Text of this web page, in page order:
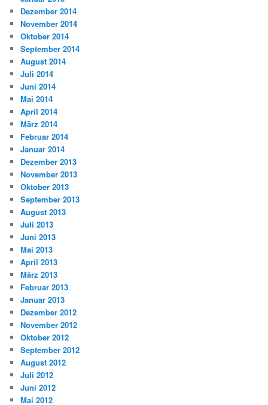
Dezember 2014
November 2014
Oktober 2014
September 2014
August 2014
Juli 2014
Juni 2014
Mai 2014
April 2014
März 2014
Februar 2014
Januar 2014
Dezember 2013
November 2013
Oktober 2013
September 2013
August 2013
Juli 2013
Juni 2013
Mai 2013
April 2013
März 2013
Februar 2013
Januar 2013
Dezember 2012
November 2012
Oktober 2012
September 2012
August 2012
Juli 2012
Juni 2012
Mai 2012